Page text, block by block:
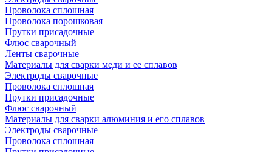
Проволока сплошная
Проволока порошковая
Прутки присадочные
Флюс сварочный
Ленты сварочные
Материалы для сварки меди и ее сплавов
Электроды сварочные
Проволока сплошная
Прутки присадочные
Флюс сварочный
Материалы для сварки алюминия и его сплавов
Электроды сварочные
Проволока сплошная